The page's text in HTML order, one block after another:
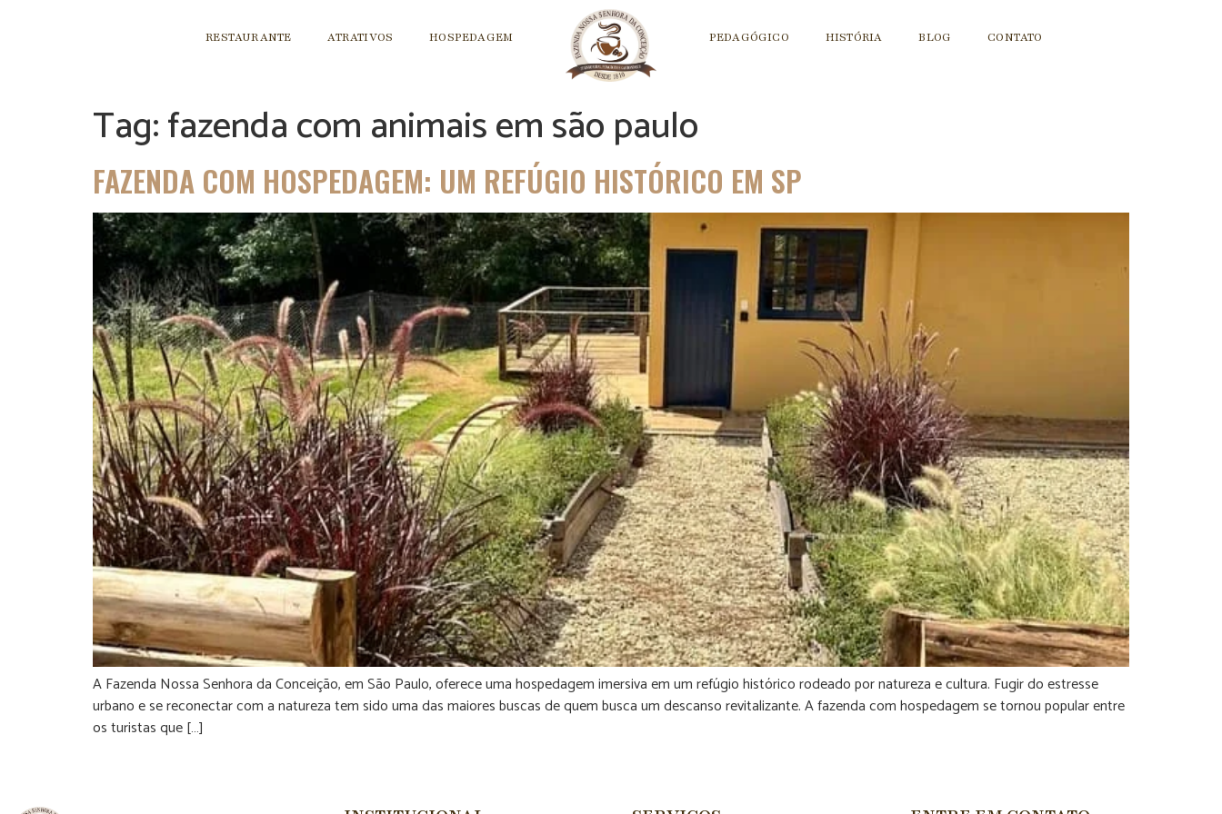
RESTAURANTE ATRATIVOS HOSPEDAGEM PEDAGÓGICO HISTÓRIA BLOG CONTATO
Tag:fazenda com animais em são paulo
FAZENDA COM HOSPEDAGEM: UM REFÚGIO HISTÓRICO EM SP
A Fazenda Nossa Senhora da Conceição, em São Paulo, oferece uma hospedagem imersiva em um refúgio histórico rodeado por natureza e cultura. Fugir do estresse
urbano e se reconectar com a natureza tem sido uma das maiores buscas de quem busca um descanso revitalizante. A fazenda com hospedagem se tornou popular entre
os turistas que […]